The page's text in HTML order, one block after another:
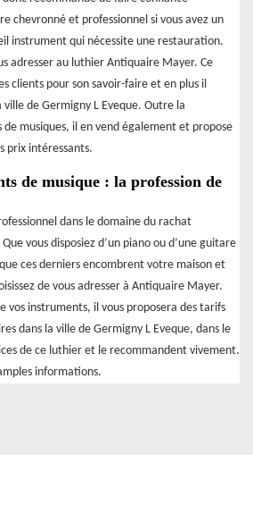
chevronné et professionnel si vous avez un
instrument qui nécessite une restauration.
adresser au luthier Antiquaire Mayer. Ce
clients pour son savoir-faire et en plus il
ville de Germigny L Eveque. Outre la
musiques, il en vend également et propose
prix intéressants.
de musique : la profession de
dans le domaine du rachat
vous disposiez d’un piano ou d’une guitare
ces derniers encombrent votre maison et
de vous adresser à Antiquaire Mayer.
vos instruments, il vous proposera des tarifs
dans la ville de Germigny L Eveque, dans le
de ce luthier et le recommandent vivement.
informations.